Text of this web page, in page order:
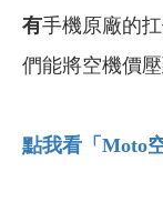
有手機原廠的
們能將空機價
點我看「Moto